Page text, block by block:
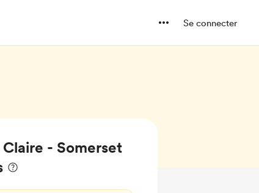
Se connecter
- Somerset